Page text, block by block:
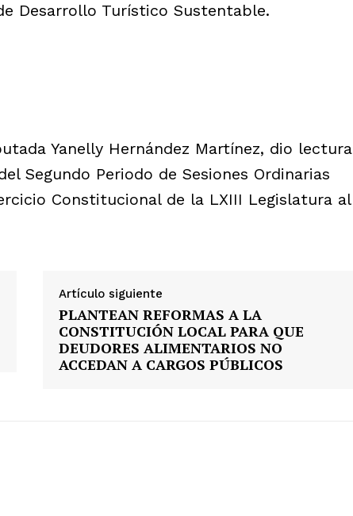
Desarrollo Turístico Sustentable.
Yanelly Hernández Martínez, dio lectura
Segundo Periodo de Sesiones Ordinarias
Constitucional de la LXIII Legislatura al
Artículo siguiente
PLANTEAN REFORMAS A LA
CONSTITUCIÓN LOCAL PARA QUE
DEUDORES ALIMENTARIOS NO
ACCEDAN A CARGOS PÚBLICOS